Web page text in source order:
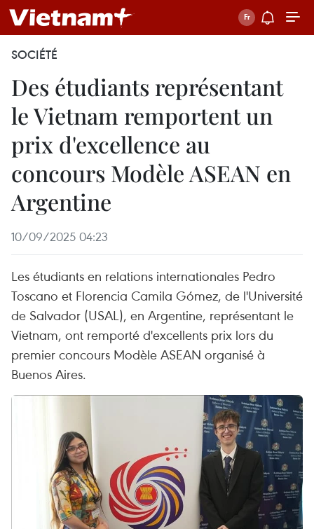
SOCIÉTÉ
Des étudiants représentant
le Vietnam remportent un
prix d'excellence au
concours Modèle ASEAN en
Argentine
10/09/2025 04:23
Les étudiants en relations internationales Pedro
Toscano et Florencia Camila Gómez, de l'Université
de Salvador (USAL), en Argentine, représentant le
Vietnam, ont remporté d'excellents prix lors du
premier concours Modèle ASEAN organisé à
Buenos Aires.